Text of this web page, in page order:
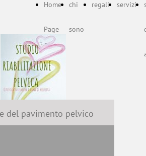
Home
Page
chi
sono
regali servizi
del pavimento pelvico